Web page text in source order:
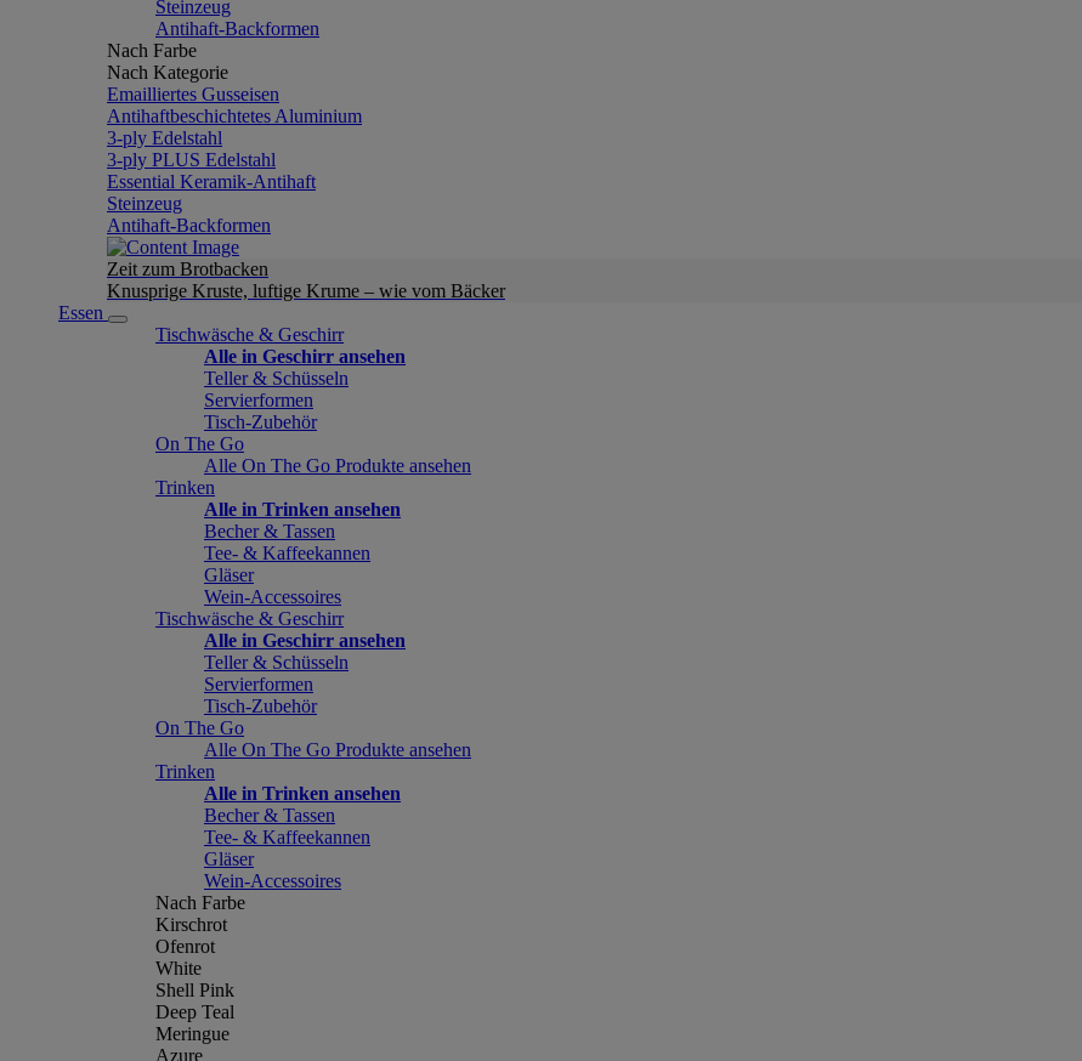
Steinzeug
Antihaft-Backformen
Nach Farbe
Nach Kategorie
Emailliertes Gusseisen
Antihaftbeschichtetes Aluminium
3-ply Edelstahl
3-ply PLUS Edelstahl
Essential Keramik-Antihaft
Steinzeug
Antihaft-Backformen
Zeit zum Brotbacken
Knusprige Kruste, luftige Krume – wie vom Bäcker
Essen
Tischwäsche & Geschirr
Alle in Geschirr ansehen
Teller & Schüsseln
Servierformen
Tisch-Zubehör
On The Go
Alle On The Go Produkte ansehen
Trinken
Alle in Trinken ansehen
Becher & Tassen
Tee- & Kaffeekannen
Gläser
Wein-Accessoires
Tischwäsche & Geschirr
Alle in Geschirr ansehen
Teller & Schüsseln
Servierformen
Tisch-Zubehör
On The Go
Alle On The Go Produkte ansehen
Trinken
Alle in Trinken ansehen
Becher & Tassen
Tee- & Kaffeekannen
Gläser
Wein-Accessoires
Nach Farbe
Kirschrot
Ofenrot
White
Shell Pink
Deep Teal
Meringue
Azure